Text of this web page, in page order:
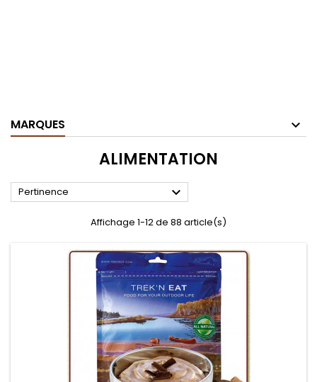
MARQUES
ALIMENTATION
Pertinence 
Affichage 1-12 de 88 article(s)